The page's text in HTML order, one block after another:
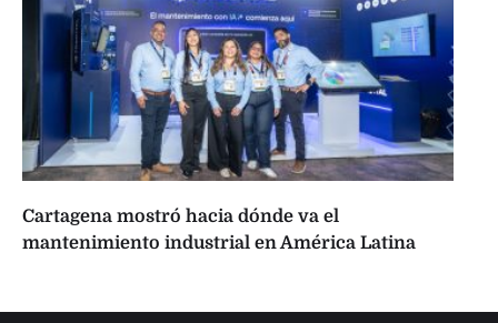
Cartagena mostró hacia dónde va el
mantenimiento industrial en América Latina